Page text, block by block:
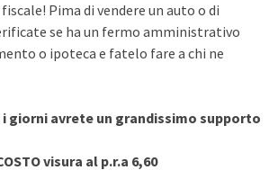
Pima di vendere un auto o di
se ha un fermo amministrativo
o ipoteca e fatelo fare a chi ne
i giorni avrete un grandissimo supporto
visura al p.r.a 6,60